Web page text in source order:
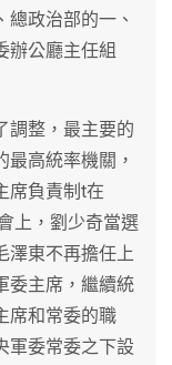
政治部的一、
辦公廳主任組
調整，最主要的
高統率機關，
席負責制t在
上，劉少奇當選
澤東不再擔任上
委主席，繼續統
席和常委的職
軍委常委之下設